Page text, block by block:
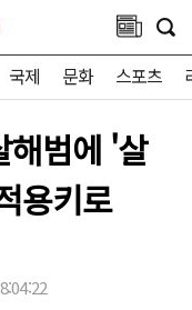
국제 문화 스포츠
해범에 '살
용키로